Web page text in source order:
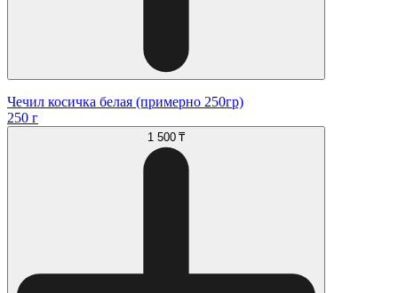
Чечил косичка белая (примерно 250гр)
250 г
1 500 ₸